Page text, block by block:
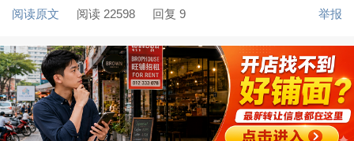
阅读原文 阅读 22598 回复 9 举报